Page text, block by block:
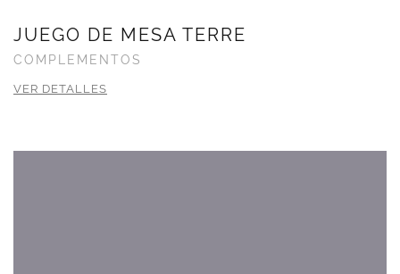
JUEGO DE MESA TERRE
COMPLEMENTOS
VER DETALLES